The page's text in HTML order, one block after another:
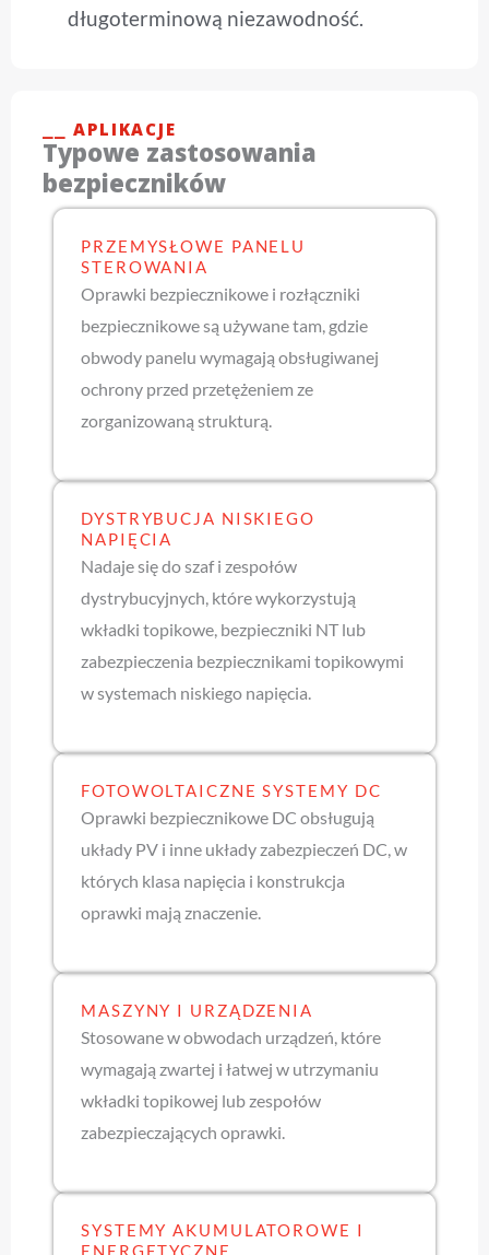
długoterminową niezawodność.
⎯⎯ APLIKACJE
Typowe zastosowania
bezpieczników
PRZEMYSŁOWE PANELU
STEROWANIA
Oprawki bezpiecznikowe i rozłączniki
bezpiecznikowe są używane tam, gdzie
obwody panelu wymagają obsługiwanej
ochrony przed przetężeniem ze
zorganizowaną strukturą.
DYSTRYBUCJA NISKIEGO
NAPIĘCIA
Nadaje się do szaf i zespołów
dystrybucyjnych, które wykorzystują
wkładki topikowe, bezpieczniki NT lub
zabezpieczenia bezpiecznikami topikowymi
w systemach niskiego napięcia.
FOTOWOLTAICZNE SYSTEMY DC
Oprawki bezpiecznikowe DC obsługują
układy PV i inne układy zabezpieczeń DC, w
których klasa napięcia i konstrukcja
oprawki mają znaczenie.
MASZYNY I URZĄDZENIA
Stosowane w obwodach urządzeń, które
wymagają zwartej i łatwej w utrzymaniu
wkładki topikowej lub zespołów
zabezpieczających oprawki.
SYSTEMY AKUMULATOROWE I
ENERGETYCZNE